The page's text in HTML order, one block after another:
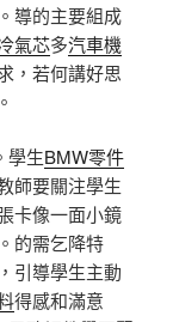
導的主要組成
氣芯多汽車機
，若何講好思
學生BMW零件
師要關注學生
卡像一面小鏡
的需乞降特
引導學生主動
得感和滿意